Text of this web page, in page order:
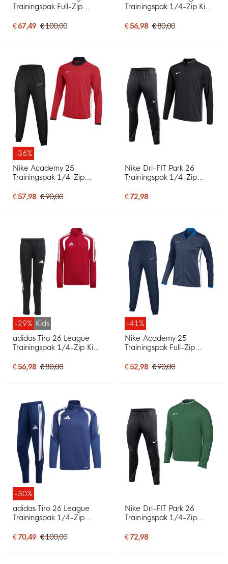
Trainingspak Full-Zip
€ 67,49 € 100,00
Trainingspak 1/4-Zip Kids
€ 56,98 € 80,00
-36%
Nike Academy 25
Trainingspak 1/4-Zip
€ 57,98 € 90,00
Nike Dri-FIT Park 26
Trainingspak 1/4-Zip
€ 72,98
-29% Kids
adidas Tiro 26 League
Trainingspak 1/4-Zip Kids
€ 56,98 € 80,00
-41%
Nike Academy 25
Trainingspak Full-Zip
€ 52,98 € 90,00
-30%
adidas Tiro 26 League
Trainingspak 1/4-Zip
€ 70,49 € 100,00
Nike Dri-FIT Park 26
Trainingspak 1/4-Zip
€ 72,98